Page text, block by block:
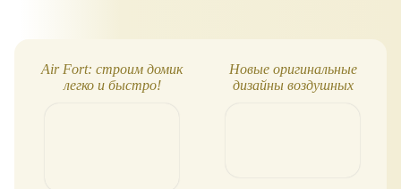
Air Fort: строим домик
легко и быстро!
Новые оригинальные
дизайны воздушных